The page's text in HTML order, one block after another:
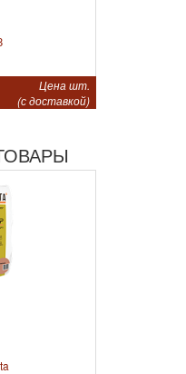
Цена шт.
(с доставкой)